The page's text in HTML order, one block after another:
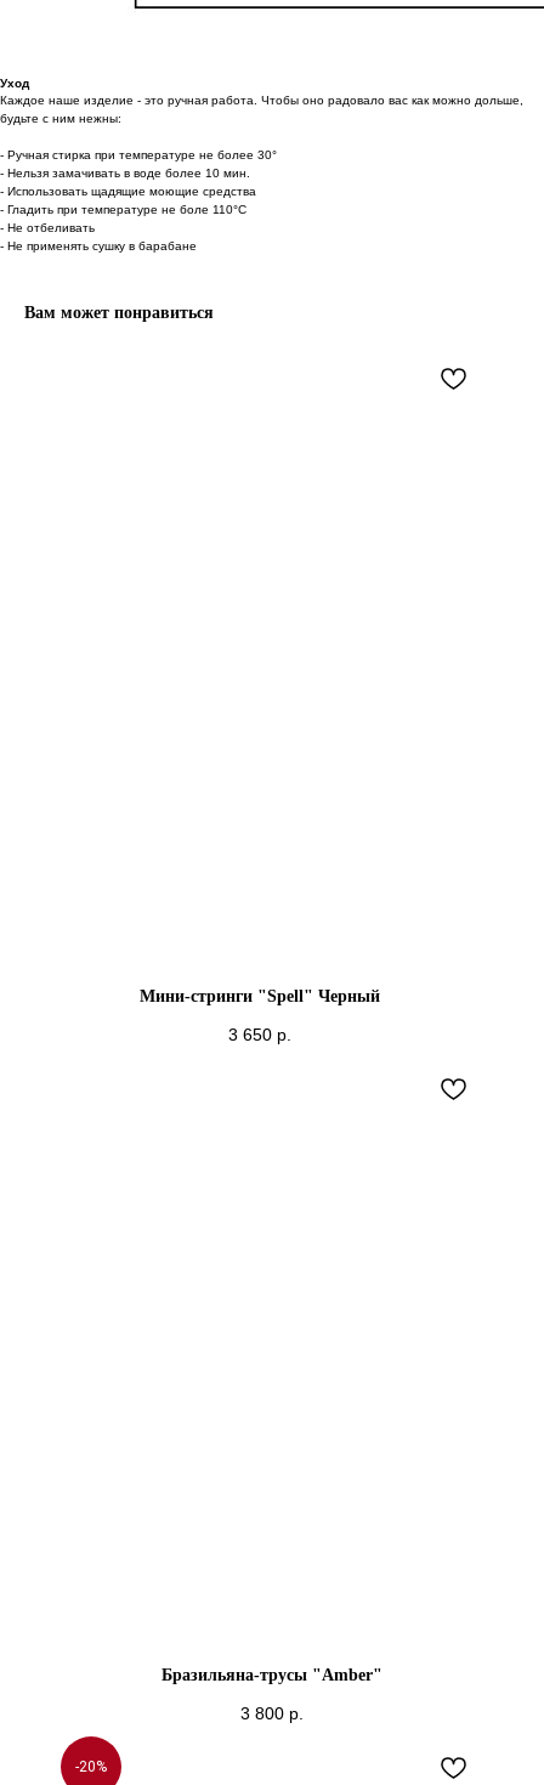
Уход
Каждое наше изделие - это ручная работа. Чтобы оно радовало вас как можно дольше,
будьте с ним нежны:
- Ручная стирка при температуре не более 30°
- Нельзя замачивать в воде более 10 мин.
- Использовать щадящие моющие средства
- Гладить при температуре не боле 110°С
- Не отбеливать
- Не применять сушку в барабане
Вам может понравиться
Мини-стринги "Spell" Черный
3 650 р.
Бразильяна-трусы "Amber"
3 800 р.
-20%